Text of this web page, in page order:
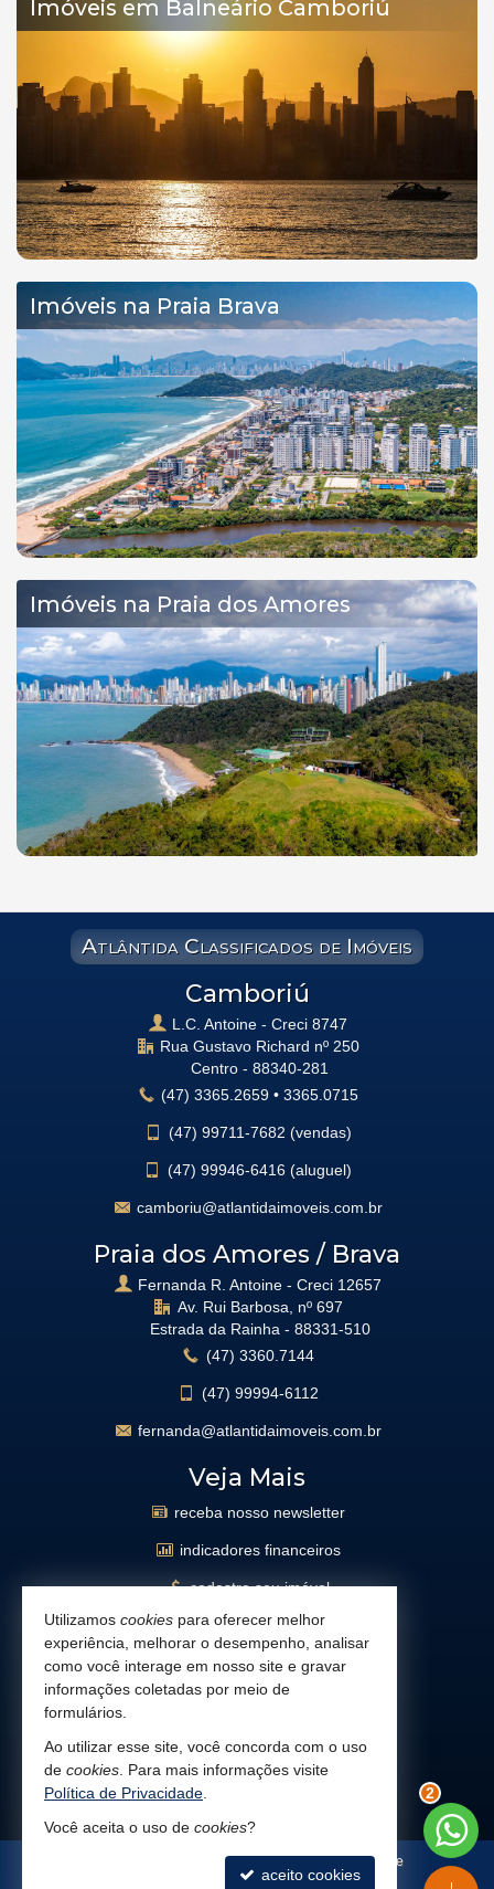
Imóveis em Balneário Camboriú
Imóveis na Praia Brava
Imóveis na Praia dos Amores
Atlântida Classificados de Imóveis
Camboriú
L.C. Antoine - Creci 8747
Rua Gustavo Richard nº 250
Centro - 88340-281
(47) 3365.2659 • 3365.0715
(47) 99711-7682 (vendas)
(47) 99946-6416 (aluguel)
camboriu@atlantidaimoveis.com.br
Praia dos Amores / Brava
Fernanda R. Antoine - Creci 12657
Av. Rui Barbosa, nº 697
Estrada da Rainha - 88331-510
(47) 3360.7144
(47) 99994-6112
fernanda@atlantidaimoveis.com.br
Veja Mais
receba nosso newsletter
indicadores financeiros
cadastre seu imóvel
imóveis favoritos
mapa de imóveis
busca imóveis
Facebook
Instagram
CRECI/SC 8747 Política de Privacidade
2
Utilizamos cookies para oferecer melhor
experiência, melhorar o desempenho, analisar
como você interage em nosso site e gravar
informações coletadas por meio de
formulários.
Ao utilizar esse site, você concorda com o uso
de cookies . Para mais informações visite
Política de Privacidade
Você aceita o uso de cookies?
aceito cookies